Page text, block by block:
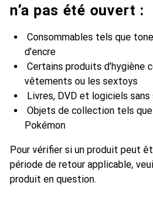
n’a pas été ouvert :
Consommables tels que
d’encre
Certains produits d’hygiène
vêtements ou les sextoys
Livres, DVD et logiciels sans
Objets de collection tels que
Pokémon
Pour vérifier si un produit peut
période de retour applicable,
produit en question.